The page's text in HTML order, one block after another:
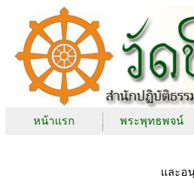
หน้าแรก พระพุทธพจน์
และอ